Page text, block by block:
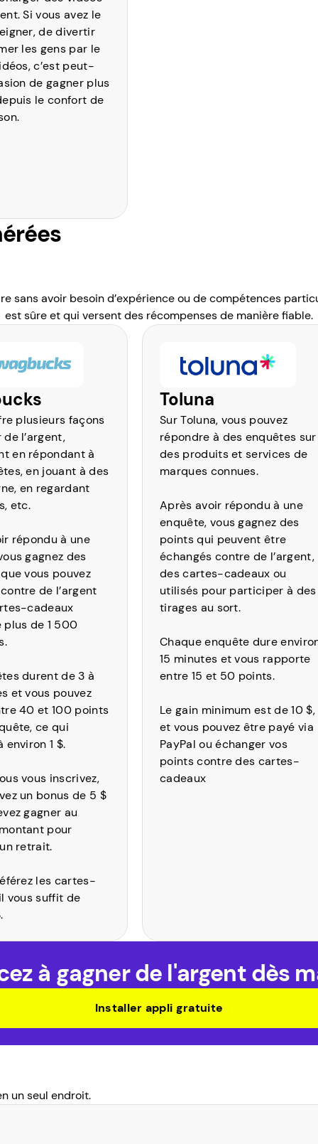
Si vous avez le
de divertir
les gens par le
c’est peut-
de gagner plus
le confort de
sans avoir besoin d’expérience ou de compétences
est sûre et qui versent des récompenses de manière fiable.
plusieurs façons
l’argent,
en répondant à
en jouant à des
en regardant
etc.
répondu à une
gagnez des
vous pouvez
de l’argent
cadeaux
plus de 1 500
durent de 3 à
et vous pouvez
40 et 100 points
ce qui
environ 1 $.
vous inscrivez,
un bonus de 5 $
gagner au
pour
retrait.
les cartes-
vous suffit de
Toluna
Sur Toluna, vous pouvez
répondre à des enquêtes sur
des produits et services de
marques connues.
Après avoir répondu à une
enquête, vous gagnez des
points qui peuvent être
échangés contre de l’argent,
des cartes-cadeaux ou
utilisés pour participer à des
tirages au sort.
Chaque enquête dure
15 minutes et vous rapporte
entre 15 et 50 points.
Le gain minimum est de 10 $,
et vous pouvez être payé via
PayPal ou échanger vos
points contre des cartes-
cadeaux
à gagner de l'argent dès
Installer appli gratuite
un seul endroit.